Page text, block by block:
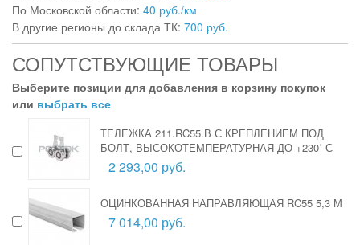
По Московской области: 40 руб./км
В другие регионы до склада ТК: 700 руб.
СОПУТСТВУЮЩИЕ ТОВАРЫ
Выберите позиции для добавления в корзину покупок
или выбрать все
ТЕЛЕЖКА 211.RC55.В С КРЕПЛЕНИЕМ ПОД
БОЛТ, ВЫСОКОТЕМПЕРАТУРНАЯ ДО +230˚ С
2 293,00 руб.
ОЦИНКОВАННАЯ НАПРАВЛЯЮЩАЯ RC55 5,3 М
7 014,00 руб.